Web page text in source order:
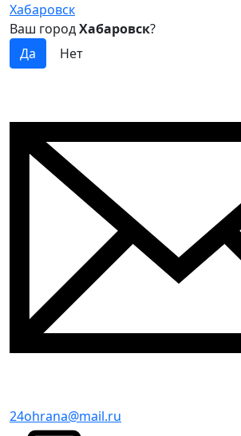
Хабаровск
Ваш городХабаровск?
24ohrana@mail.ru